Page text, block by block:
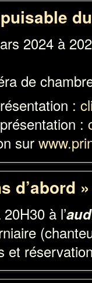
2024 à
de
:
:
sur
d’abord »
à l’
et